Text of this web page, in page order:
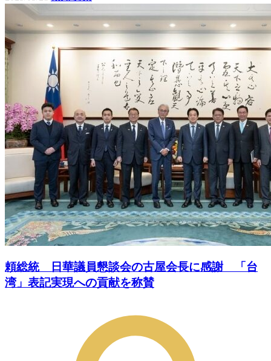
頼総統 日華議員懇談会の古屋会長に感謝 「台
湾」表記実現への貢献を称賛